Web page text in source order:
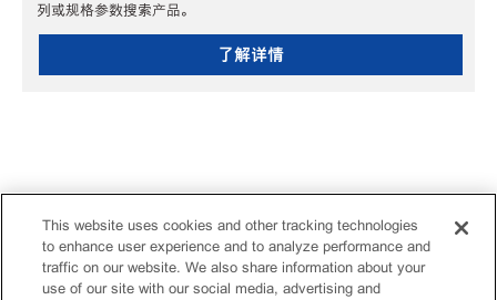
列或规格参数搜索产品。
了解详情
This website uses cookies and other tracking technologies
to enhance user experience and to analyze performance and
traffic on our website. We also share information about your
use of our site with our social media, advertising and